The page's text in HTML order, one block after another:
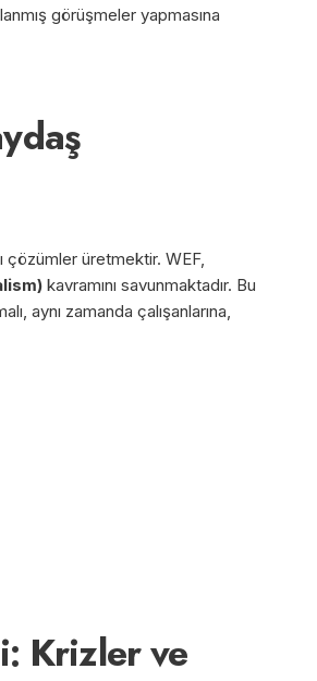
görüşmeler yapmasına
çözümler üretmektir. WEF,
kavramını savunmaktadır. Bu
aynı zamanda çalışanlarına,
Krizler ve